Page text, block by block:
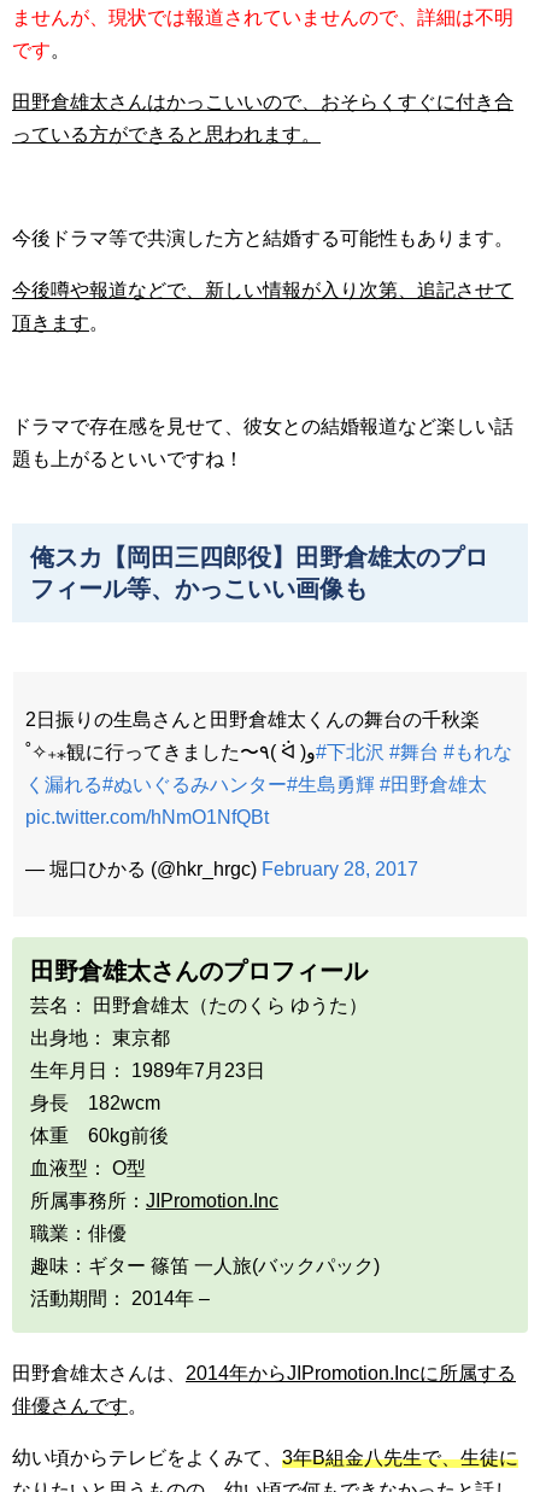
ませんが、現状では報道されていませんので、詳細は不明
です。
田野倉雄太さんはかっこいいので、おそらくすぐに付き合
っている方ができると思われます。
今後ドラマ等で共演した方と結婚する可能性もあります。
今後噂や報道などで、新しい情報が入り次第、追記させて
頂きます。
ドラマで存在感を見せて、彼女との結婚報道など楽しい話
題も上がるといいですね！
俺スカ【岡田三四郎役】田野倉雄太のプロ
フィール等、かっこいい画像も
2日振りの生島さんと田野倉雄太くんの舞台の千秋楽
˚✧₊⁎観に行ってきました〜٩( ᐛ )و#下北沢 #舞台 #もれな
く漏れる#ぬいぐるみハンター#生島勇輝 #田野倉雄太
pic.twitter.com/hNmO1NfQBt
— 堀口ひかる (@hkr_hrgc) February 28, 2017
田野倉雄太さんのプロフィール
芸名： 田野倉雄太（たのくら ゆうた）
出身地： 東京都
生年月日： 1989年7月23日
身長 182wcm
体重 60kg前後
血液型： O型
所属事務所： JIPromotion.Inc
職業：俳優
趣味：ギター 篠笛 一人旅(バックパック)
活動期間： 2014年 –
田野倉雄太さんは、 2014年からJIPromotion.Incに所属する
俳優さんです。
幼い頃からテレビをよくみて、 3年B組金八先生で、生徒に